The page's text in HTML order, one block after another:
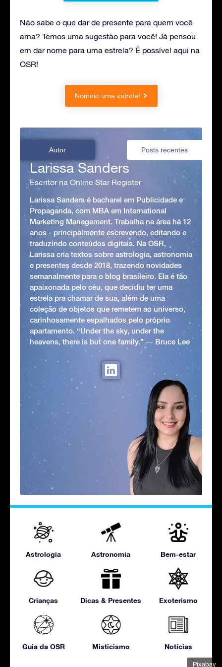
Pixabay
Não sabe o que dar de presente para quem você
ama? Temos uma sugestão para você! Já pensou
em dar nome para uma estrela? É possível aqui na
OSR!
Nomeie uma estrela!
Autor Posts recentes
Larissa Sanders
Escritor na Online Star Register
Larissa Sanders é bacharel em Publicidade e
Propaganda, com MBA em International
Marketing Management. Trabalha na área há 12
anos - principalmente escrevendo, editando e
traduzindo conteúdos digitais. Na OSR,
Larissa cria textos sobre astrologia, astronomia
e presentes desde 2018, trazendo novidades
semanalmente para o blog brasileiro. Ela é tão
apaixonada pelo céu, que decidiu ter uma
estrela pra chamar de sua, além de uma
coleção de objetos que remetem ao universo,
carinhosamente espalhados pelo próprio
apartamento. “Under the sky, under the
heavens, there is but one family.” ― Bruce Lee
Astrologia Astronomia Bem-estar
Crianças Dicas & Presentes Exoterismo
Guia da OSR Misticismo Notícias